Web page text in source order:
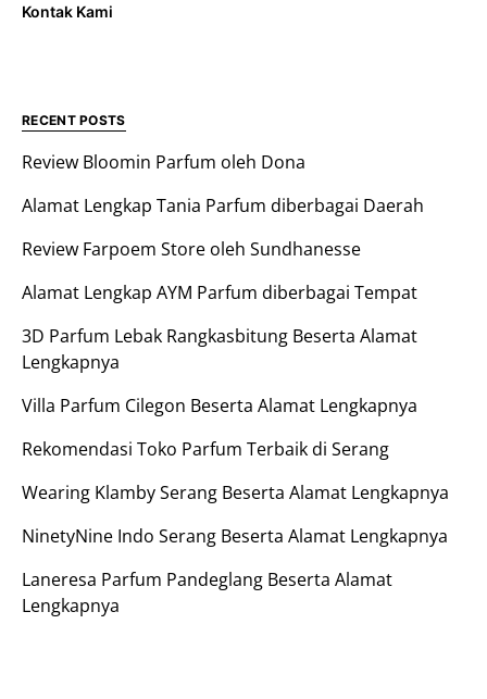
Kontak Kami
RECENT POSTS
Review Bloomin Parfum oleh Dona
Alamat Lengkap Tania Parfum diberbagai Daerah
Review Farpoem Store oleh Sundhanesse
Alamat Lengkap AYM Parfum diberbagai Tempat
3D Parfum Lebak Rangkasbitung Beserta Alamat
Lengkapnya
Villa Parfum Cilegon Beserta Alamat Lengkapnya
Rekomendasi Toko Parfum Terbaik di Serang
Wearing Klamby Serang Beserta Alamat Lengkapnya
NinetyNine Indo Serang Beserta Alamat Lengkapnya
Laneresa Parfum Pandeglang Beserta Alamat
Lengkapnya